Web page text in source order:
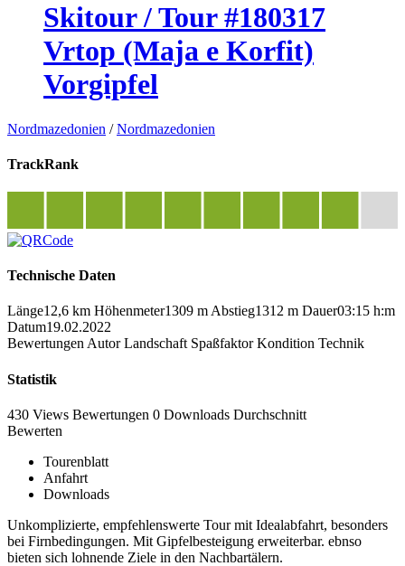
Skitour / Tour #180317
Vrtop (Maja e Korfit)
Vorgipfel
Nordmazedonien /Nordmazedonien
TrackRank
Technische Daten
Länge12,6 km Höhenmeter1309 m Abstieg1312 m Dauer03:15 h:m
Datum19.02.2022
Bewertungen Autor Landschaft Spaßfaktor Kondition Technik
Statistik
430 Views Bewertungen 0 Downloads Durchschnitt
Bewerten
Tourenblatt
Anfahrt
Downloads
Unkomplizierte, empfehlenswerte Tour mit Idealabfahrt, besonders
bei Firnbedingungen. Mit Gipfelbesteigung erweiterbar. ebnso
bieten sich lohnende Ziele in den Nachbartälern.